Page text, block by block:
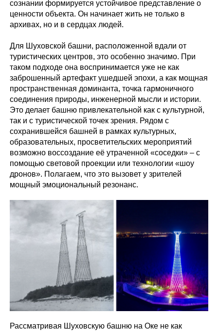
сознании формируется устойчивое представление о
ценности объекта. Он начинает жить не только в
архивах, но и в сердцах людей.
Для Шуховской башни, расположенной вдали от
туристических центров, это особенно значимо. При
таком подходе она воспринимается уже не как
заброшенный артефакт ушедшей эпохи, а как мощная
пространственная доминанта, точка гармоничного
соединения природы, инженерной мысли и истории.
Это делает башню привлекательной как с культурной,
так и с туристической точек зрения. Рядом с
сохранившейся башней в рамках культурных,
образовательных, просветительских мероприятий
возможно воссоздание её утраченной «соседки» – с
помощью световой проекции или технологии «шоу
дронов». Полагаем, что это вызовет у зрителей
мощный эмоциональный резонанс.
Рассматривая Шуховскую башню на Оке не как